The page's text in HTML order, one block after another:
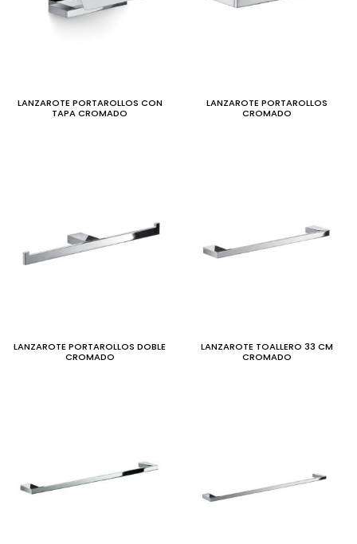
LANZAROTE PORTAROLLOS CON
TAPA CROMADO
LANZAROTE PORTAROLLOS
CROMADO
LANZAROTE PORTAROLLOS DOBLE
CROMADO
LANZAROTE TOALLERO 33 CM
CROMADO